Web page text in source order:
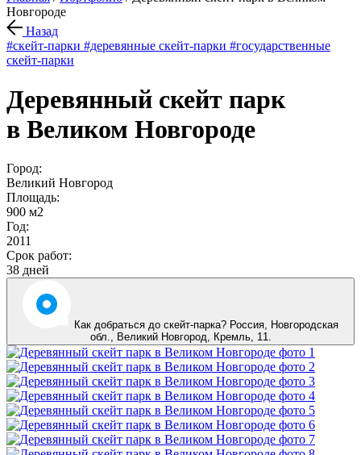
Новгороде
Назад
#скейт-парки #деревянные скейт-парки #государственные
скейт-парки
Деревянный скейт парк
в Великом Новгороде
Город:
Великий Новгород
Площадь:
900 м2
Год:
2011
Срок работ:
38 дней
Как добраться до скейт-парка? Россия, Новгородская
обл., Великий Новгород, Кремль, 11.